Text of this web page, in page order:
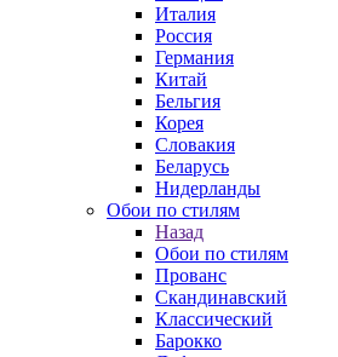
Италия
Россия
Германия
Китай
Бельгия
Корея
Словакия
Беларусь
Нидерланды
Обои по стилям
Назад
Обои по стилям
Прованс
Скандинавский
Классический
Барокко